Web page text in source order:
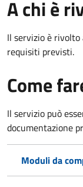
A chi è
Il servizio è
requisiti previsti.
Come
Il servizio può
documentazione
Moduli da